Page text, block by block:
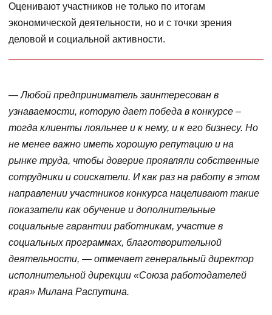
Оценивают участников не только по итогам
экономической деятельности, но и с точки зрения
деловой и социальной активности.
— Любой предприниматель заинтересован в
узнаваемости, которую дает победа в конкурсе –
тогда клиенты лояльнее и к нему, и к его бизнесу. Но
не менее важно иметь хорошую репутацию и на
рынке труда, чтобы доверие проявляли собственные
сотрудники и соискатели. И как раз на работу в этом
направлении участников конкурса нацеливают такие
показатели как обучение и дополнительные
социальные гарантии работникам, участие в
социальных программах, благотворительной
деятельности, — отмечает генеральный директор
исполнительной дирекции «Союза работодателей
края» Милана Распутина.